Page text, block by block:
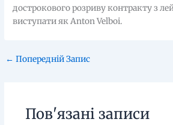
дострокового розриву контракту з
виступати як Anton Velboi.
← Попередній Запис
Пов'язані записи